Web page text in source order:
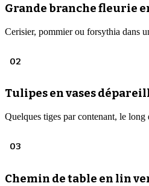
Grande branche fleurie
Cerisier, pommier ou forsythia dans
02
Tulipes en vases
Quelques tiges par contenant, le
03
Chemin de table en lin